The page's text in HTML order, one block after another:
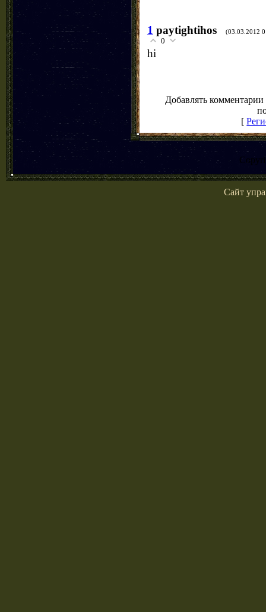
1 paytightihos (03.03.2012
0
hi
Добавлять комментарии
[
Сайт